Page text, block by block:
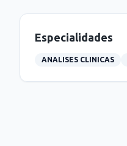
Especialidades
ANALISES CLINICAS